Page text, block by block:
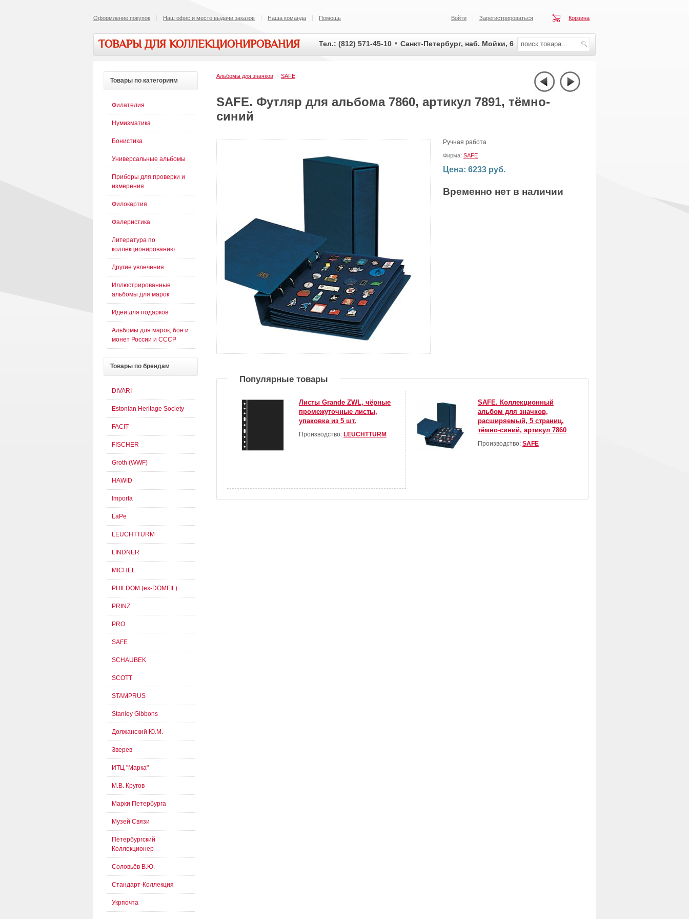
Оформление покупок Наш офис и место выдачи заказов Наша команда Помощь Корзина
Зарегистрироваться
Войти
ТОВАРЫ ДЛЯ КОЛЛЕКЦИОНИРОВАНИЯ Тел.: (812) 571-45-10 Санкт-Петербург, наб. Мойки, 6
Альбомы для значков | SAFE
SAFE. Футляр для альбома 7860, артикул 7891, тёмно-
синий
Ручная работа
Фирма: SAFE
Цена: 6233 руб.
Временно нет в наличии
Популярные товары
Листы Grande ZWL, чёрные
промежуточные листы,
упаковка из 5 шт.
Производство: LEUCHTTURM
SAFE. Коллекционный
альбом для значков,
расширяемый, 5 страниц,
тёмно-синий, артикул 7860
Производство: SAFE
Товары по категориям
Филателия
Нумизматика
Бонистика
Универсальные альбомы
Приборы для проверки и
измерения
Филокартия
Фалеристика
Литература по
коллекционированию
Другие увлечения
Иллюстрированные
альбомы для марок
Идеи для подарков
Альбомы для марок, бон и
монет России и СССР
Товары по брендам
DIVARI
Estonian Heritage Society
FACIT
FISCHER
Groth (WWF)
HAWID
Importa
LaPe
LEUCHTTURM
LINDNER
MICHEL
PHILDOM (ex-DOMFIL)
PRINZ
PRO
SAFE
SCHAUBEK
SCOTT
STAMPRUS
Stanley Gibbons
Должанский Ю.М.
Зверев
ИТЦ "Марка"
М.В. Кругов
Марки Петербурга
Музей Связи
Петербургский
Коллекционер
Соловьёв В.Ю.
Стандарт-Коллекция
Укрпочта